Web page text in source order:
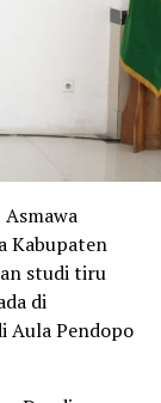
Asmawa
Kabupaten
studi tiru
di
Aula Pendopo